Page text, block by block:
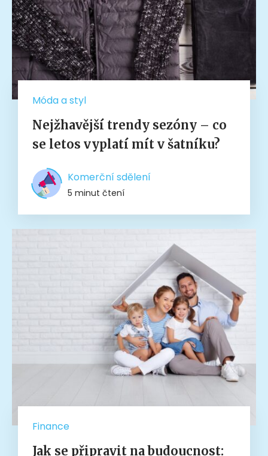
Móda a styl
Nejžhavější trendy sezóny – co
se letos vyplatí mít v šatníku?
Komerční sdělení
5 minut čtení
Finance
Jak se připravit na budoucnost: